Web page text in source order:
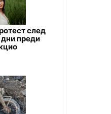
след
дни преди